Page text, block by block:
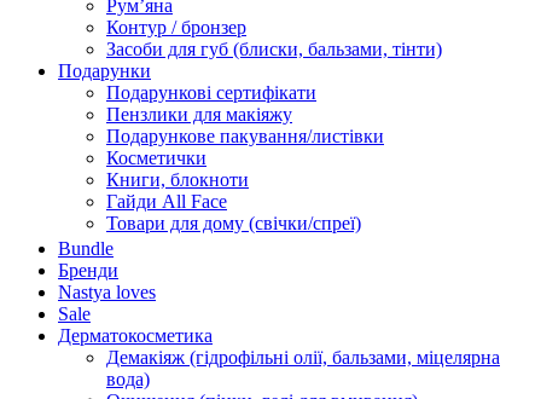
Румʼяна
Контур / бронзер
Засоби для губ (блиски, бальзами, тінти)
Подарунки
Подарункові сертифікати
Пензлики для макіяжу
Подарункове пакування/листівки
Косметички
Книги, блокноти
Гайди All Face
Товари для дому (свічки/спреї)
Bundle
Бренди
Nastya loves
Sale
Дерматокосметика
Демакіяж (гідрофільні олії, бальзами, міцелярна
вода)